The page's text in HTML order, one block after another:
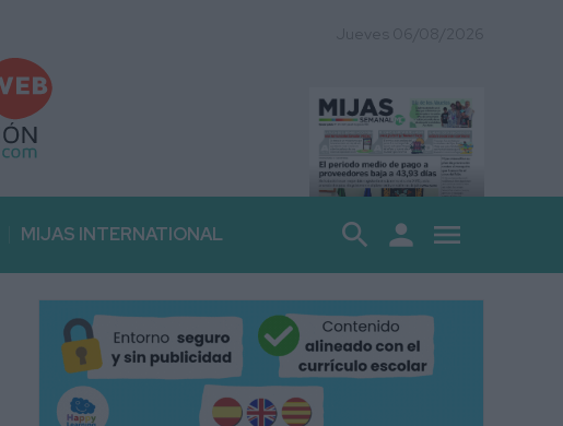
MIJAS INTERNATIONAL search person menu